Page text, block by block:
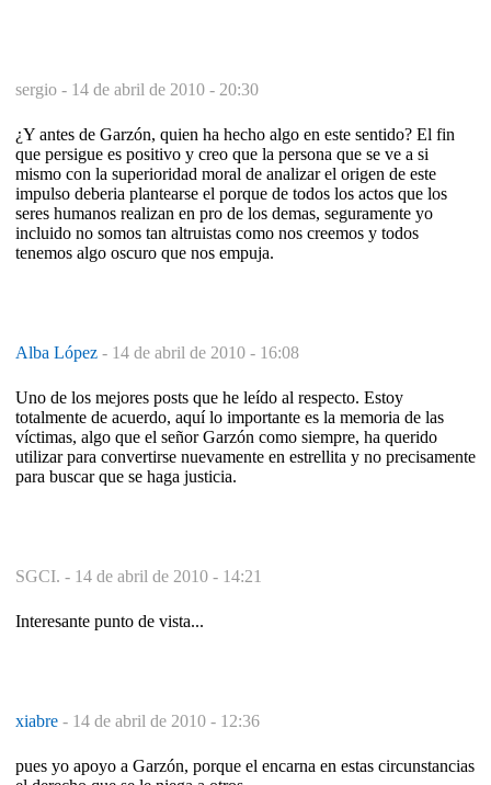
sergio - 14 de abril de 2010 - 20:30
¿Y antes de Garzón, quien ha hecho algo en este sentido? El fin
que persigue es positivo y creo que la persona que se ve a si
mismo con la superioridad moral de analizar el origen de este
impulso deberia plantearse el porque de todos los actos que los
seres humanos realizan en pro de los demas, seguramente yo
incluido no somos tan altruistas como nos creemos y todos
tenemos algo oscuro que nos empuja.
Alba López - 14 de abril de 2010 - 16:08
Uno de los mejores posts que he leído al respecto. Estoy
totalmente de acuerdo, aquí lo importante es la memoria de las
víctimas, algo que el señor Garzón como siempre, ha querido
utilizar para convertirse nuevamente en estrellita y no precisamente
para buscar que se haga justicia.
SGCI. - 14 de abril de 2010 - 14:21
Interesante punto de vista...
xiabre - 14 de abril de 2010 - 12:36
pues yo apoyo a Garzón, porque el encarna en estas circunstancias